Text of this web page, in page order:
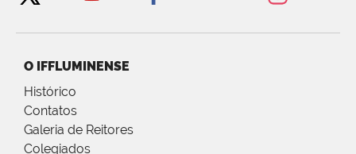
O IFFLUMINENSE
Histórico
Contatos
Galeria de Reitores
Colegiados